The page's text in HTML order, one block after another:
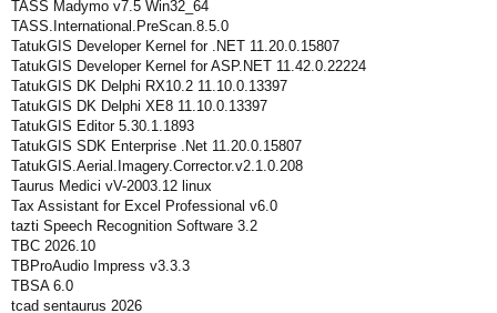
TASS Madymo v7.5 Win32_64
TASS.International.PreScan.8.5.0
TatukGIS Developer Kernel for .NET 11.20.0.15807
TatukGIS Developer Kernel for ASP.NET 11.42.0.22224
TatukGIS DK Delphi RX10.2 11.10.0.13397
TatukGIS DK Delphi XE8 11.10.0.13397
TatukGIS Editor 5.30.1.1893
TatukGIS SDK Enterprise .Net 11.20.0.15807
TatukGIS.Aerial.Imagery.Corrector.v2.1.0.208
Taurus Medici vV-2003.12 linux
Tax Assistant for Excel Professional v6.0
tazti Speech Recognition Software 3.2
TBC 2026.10
TBProAudio Impress v3.3.3
TBSA 6.0
tcad sentaurus 2026